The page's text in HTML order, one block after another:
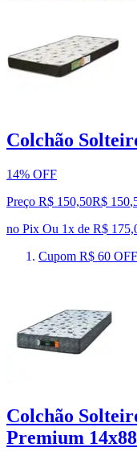
Colchão
14% OFF
Preço R$ 150,50R$ 150,
no Pix Ou 1x de R$
Cupom R$ 60 OFF
Colchão
Premium